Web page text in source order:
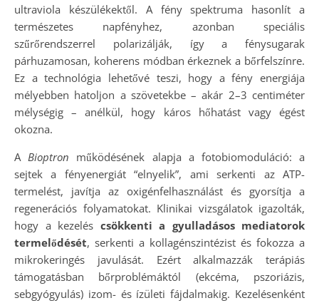
ultraviola készülékektől. A fény spektruma hasonlít a
természetes napfényhez, azonban speciális
szűrőrendszerrel polarizálják, így a fénysugarak
párhuzamosan, koherens módban érkeznek a bőrfelszínre.
Ez a technológia lehetővé teszi, hogy a fény energiája
mélyebben hatoljon a szövetekbe – akár 2–3 centiméter
mélységig – anélkül, hogy káros hőhatást vagy égést
okozna.
ABioptron működésének alapja a fotobiomoduláció: a
sejtek a fényenergiát “elnyelik”, ami serkenti az ATP-
termelést, javítja az oxigénfelhasználást és gyorsítja a
regenerációs folyamatokat. Klinikai vizsgálatok igazolták,
hogy a kezelés csökkenti a gyulladásos mediatorok
termelődését, serkenti a kollagénszintézist és fokozza a
mikrokeringés javulását. Ezért alkalmazzák terápiás
támogatásban bőrproblémáktól (ekcéma, pszoriázis,
sebgyógyulás) izom- és ízületi fájdalmakig. Kezelésenként